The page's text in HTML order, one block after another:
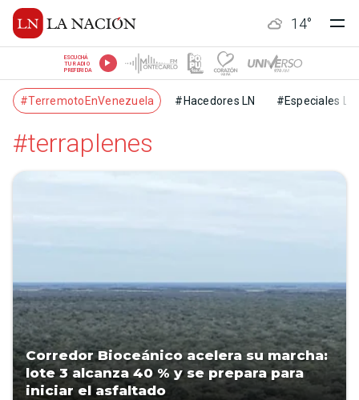
14°
ESCUCHÁ
TU RADIO
PREFERIDA
#TerremotoEnVenezuela #Hacedores LN #Especiales LN
#terraplenes
Corredor Bioceánico acelera su marcha:
lote 3 alcanza 40 % y se prepara para
iniciar el asfaltado